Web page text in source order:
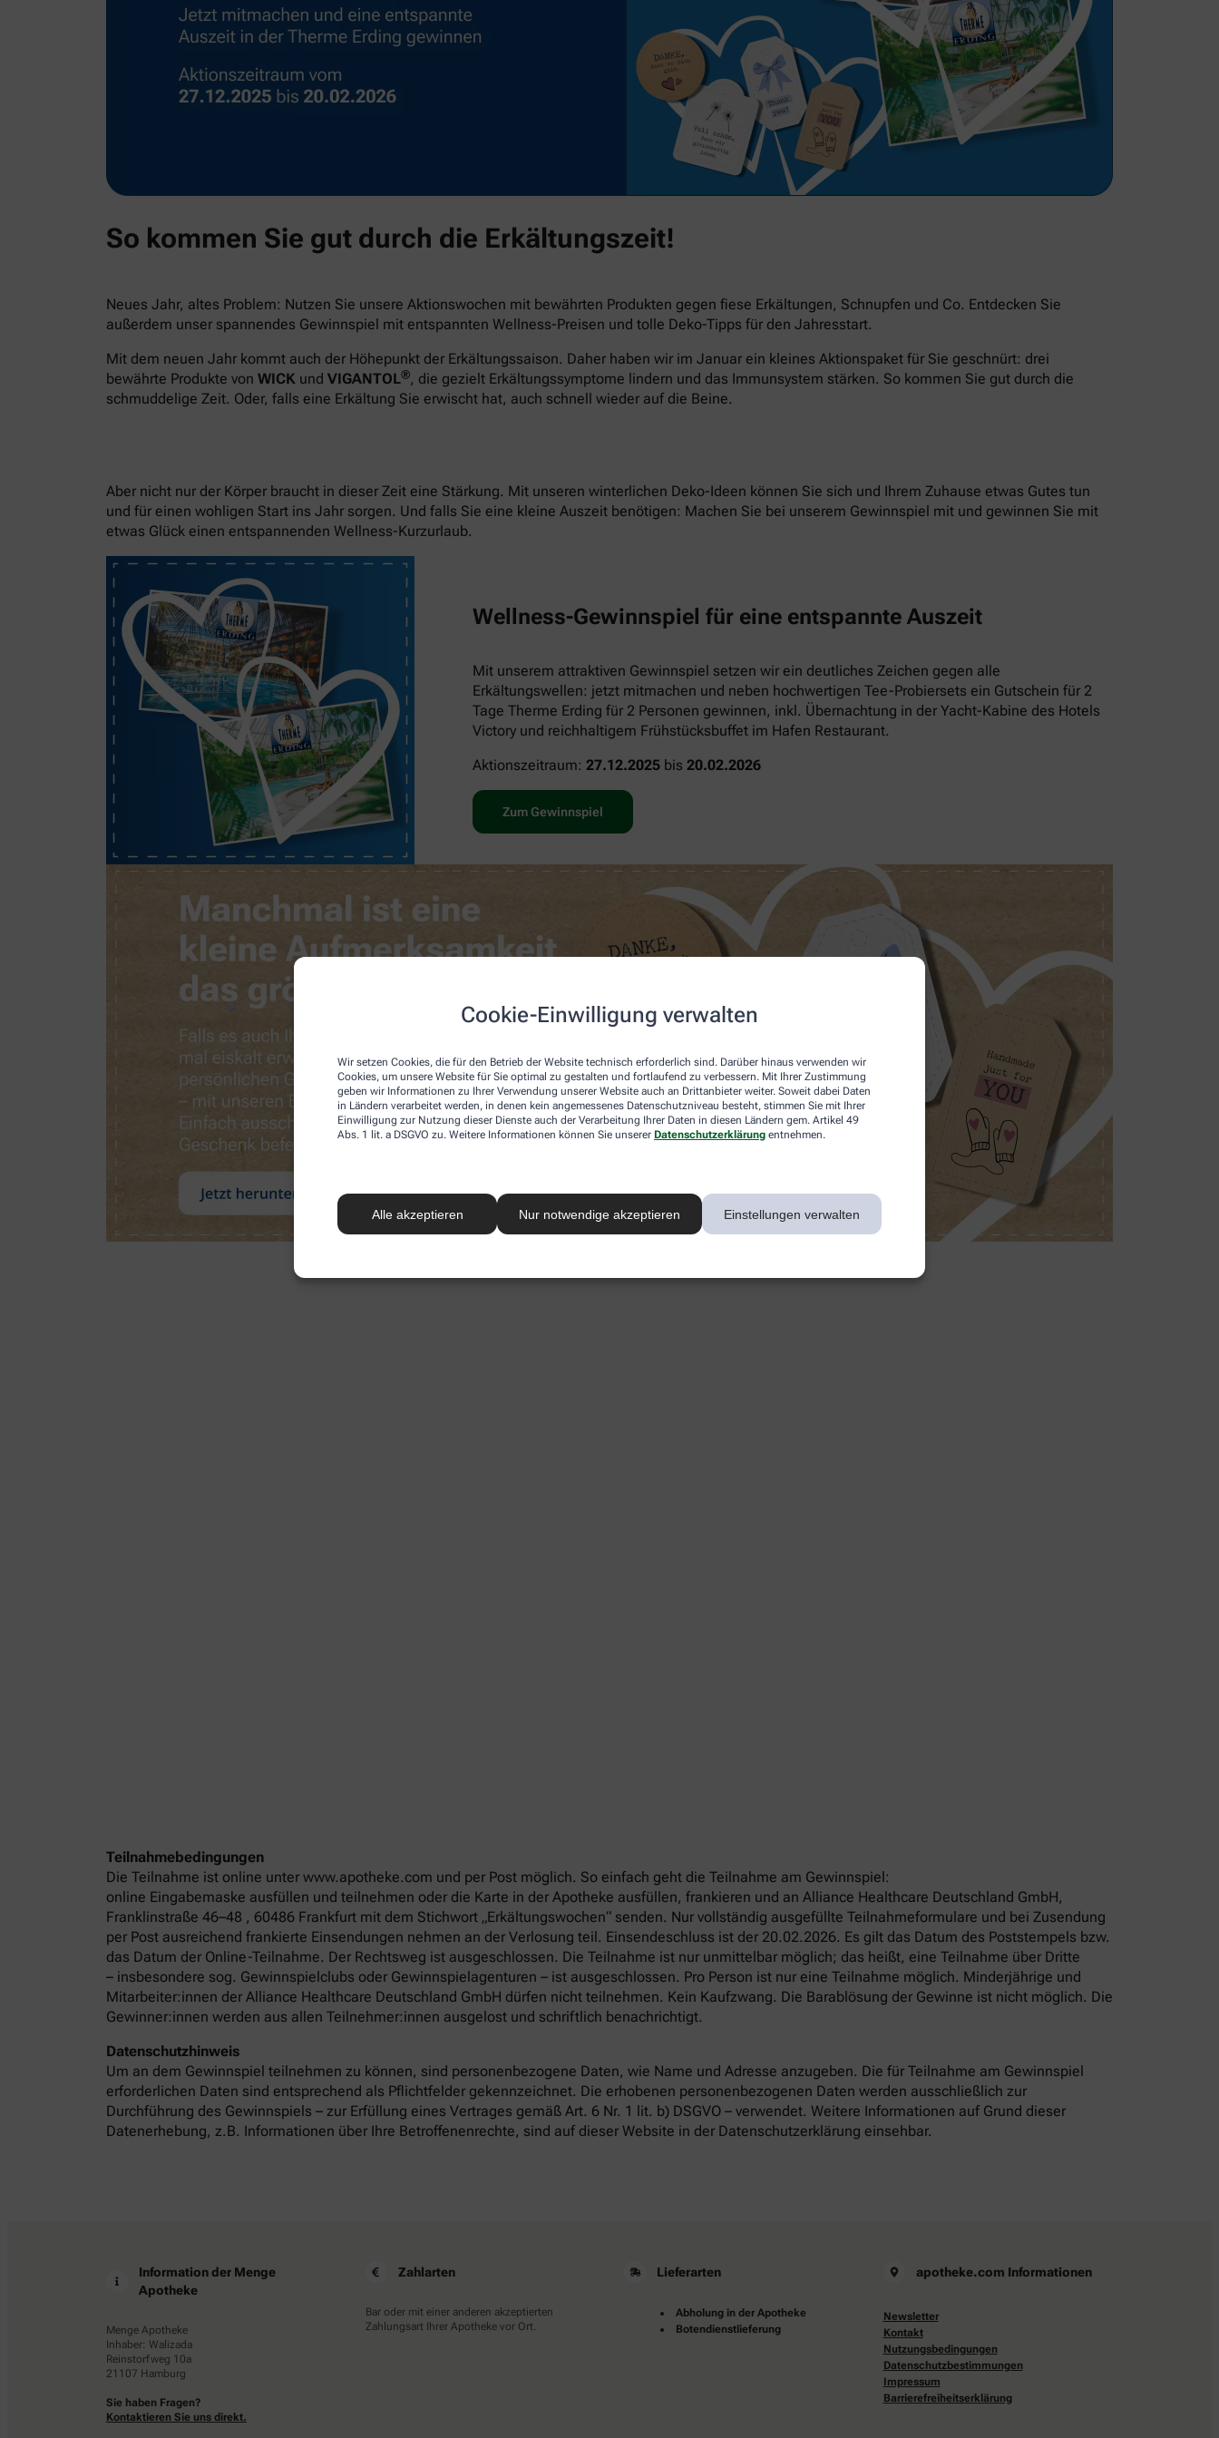
Cookie-Einwilligung verwalten
Wir setzen Cookies, die für den Betrieb der Website technisch erforderlich sind. Darüber hinaus verwenden wir
Cookies, um unsere Website für Sie optimal zu gestalten und fortlaufend zu verbessern. Mit Ihrer Zustimmung
geben wir Informationen zu Ihrer Verwendung unserer Website auch an Drittanbieter weiter. Soweit dabei Daten
in Ländern verarbeitet werden, in denen kein angemessenes Datenschutzniveau besteht, stimmen Sie mit Ihrer
Einwilligung zur Nutzung dieser Dienste auch der Verarbeitung Ihrer Daten in diesen Ländern gem. Artikel 49
Abs. 1 lit. a DSGVO zu. Weitere Informationen können Sie unserer Datenschutzerklärung entnehmen.
Alle akzeptieren Nur notwendige akzeptieren Einstellungen verwalten
So kommen Sie gut durch die Erkältungszeit!
Neues Jahr, altes Problem: Nutzen Sie unsere Aktionswochen mit bewährten Produkten gegen fiese Erkältungen, Schnupfen und Co. Entdecken Sie
außerdem unser spannendes Gewinnspiel mit entspannten Wellness-Preisen und tolle Deko-Tipps für den Jahresstart.
Mit dem neuen Jahr kommt auch der Höhepunkt der Erkältungssaison. Daher haben wir im Januar ein kleines Aktionspaket für Sie geschnürt: drei
bewährte Produkte von WICK und VIGANTOL®, die gezielt Erkältungssymptome lindern und das Immunsystem stärken. So kommen Sie gut durch die
schmuddelige Zeit. Oder, falls eine Erkältung Sie erwischt hat, auch schnell wieder auf die Beine.
Aber nicht nur der Körper braucht in dieser Zeit eine Stärkung. Mit unseren winterlichen Deko-Ideen können Sie sich und Ihrem Zuhause etwas Gutes tun
und für einen wohligen Start ins Jahr sorgen. Und falls Sie eine kleine Auszeit benötigen: Machen Sie bei unserem Gewinnspiel mit und gewinnen Sie mit
etwas Glück einen entspannenden Wellness-Kurzurlaub.
Wellness-Gewinnspiel für eine entspannte Auszeit
Mit unserem attraktiven Gewinnspiel setzen wir ein deutliches Zeichen gegen alle
Erkältungswellen: jetzt mitmachen und neben hochwertigen Tee-Probiersets ein Gutschein für 2
Tage Therme Erding für 2 Personen gewinnen, inkl. Übernachtung in der Yacht-Kabine des Hotels
Victory und reichhaltigem Frühstücksbuffet im Hafen Restaurant.
Aktionszeitraum: 27.12.2025 bis 20.02.2026
Zum Gewinnspiel
Teilnahmebedingungen
Die Teilnahme ist online unter www.apotheke.com und per Post möglich. So einfach geht die Teilnahme am Gewinnspiel:
online Eingabemaske ausfüllen und teilnehmen oder die Karte in der Apotheke ausfüllen, frankieren und an Alliance Healthcare Deutschland GmbH,
Franklinstraße 46–48 , 60486 Frankfurt mit dem Stichwort „Erkältungswochen“ senden. Nur vollständig ausgefüllte Teilnahmeformulare und bei Zusendung
per Post ausreichend frankierte Einsendungen nehmen an der Verlosung teil. Einsendeschluss ist der 20.02.2026. Es gilt das Datum des Poststempels bzw.
das Datum der Online-Teilnahme. Der Rechtsweg ist ausgeschlossen. Die Teilnahme ist nur unmittelbar möglich; das heißt, eine Teilnahme über Dritte
– insbesondere sog. Gewinnspielclubs oder Gewinnspielagenturen – ist ausgeschlossen. Pro Person ist nur eine Teilnahme möglich. Minderjährige und
Mitarbeiter:innen der Alliance Healthcare Deutschland GmbH dürfen nicht teilnehmen. Kein Kaufzwang. Die Barablösung der Gewinne ist nicht möglich. Die
Gewinner:innen werden aus allen Teilnehmer:innen ausgelost und schriftlich benachrichtigt.
Datenschutzhinweis
Um an dem Gewinnspiel teilnehmen zu können, sind personenbezogene Daten, wie Name und Adresse anzugeben. Die für Teilnahme am Gewinnspiel
erforderlichen Daten sind entsprechend als Pflichtfelder gekennzeichnet. Die erhobenen personenbezogenen Daten werden ausschließlich zur
Durchführung des Gewinnspiels – zur Erfüllung eines Vertrages gemäß Art. 6 Nr. 1 lit. b) DSGVO – verwendet. Weitere Informationen auf Grund dieser
Datenerhebung, z.B. Informationen über Ihre Betroffenenrechte, sind auf dieser Website in der Datenschutzerklärung einsehbar.
Information der Menge
Apotheke
Menge Apotheke
Inhaber: Walizada
Reinstorfweg 10a
21107 Hamburg
Sie haben Fragen?
Kontaktieren Sie uns direkt.
Zahlarten
Bar oder mit einer anderen akzeptierten
Zahlungsart Ihrer Apotheke vor Ort.
Lieferarten
Abholung in der Apotheke
Botendienstlieferung
apotheke.com Informationen
Newsletter
Kontakt
Nutzungsbedingungen
Datenschutzbestimmungen
Impressum
Barrierefreiheitserklärung